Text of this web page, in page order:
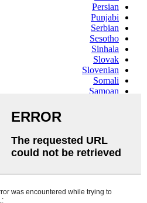
Persian
Punjabi
Serbian
Sesotho
Sinhala
Slovak
Slovenian
Somali
Samoan
Swahili
Tajik
Telugu
Ukrainian